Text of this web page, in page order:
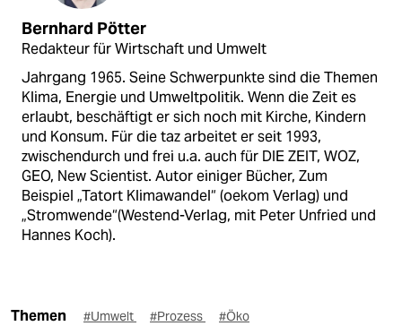
Bernhard Pötter
Redakteur für Wirtschaft und Umwelt
Jahrgang 1965. Seine Schwerpunkte sind die Themen
Klima, Energie und Umweltpolitik. Wenn die Zeit es
erlaubt, beschäftigt er sich noch mit Kirche, Kindern
und Konsum. Für die taz arbeitet er seit 1993,
zwischendurch und frei u.a. auch für DIE ZEIT, WOZ,
GEO, New Scientist. Autor einiger Bücher, Zum
Beispiel „Tatort Klimawandel“ (oekom Verlag) und
„Stromwende“(Westend-Verlag, mit Peter Unfried und
Hannes Koch).
Themen #Umwelt #Prozess #Öko